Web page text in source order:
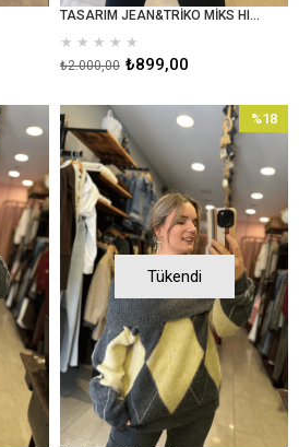
TASARIM JEAN&TRİKO MİKS HIRKA
★ ★ ★ ★ ★
₺899,00
₺2.000,00
Tükendi
%18